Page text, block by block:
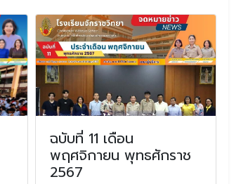
ฉบับที่ 11 เดือน
พฤศจิกายน พุทธศักราช
2567